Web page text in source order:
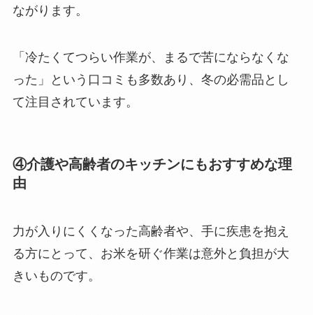
ながります。
「冷たくてつらい作業が、まるで苦にならなくな
った」という口コミも多数あり、冬の必需品とし
て注目されています。
④介護や高齢者のキッチンにもおすすめな理
由
力が入りにくくなった高齢者や、手に疾患を抱え
る方にとって、お米を研ぐ作業は意外と負担が大
きいものです。